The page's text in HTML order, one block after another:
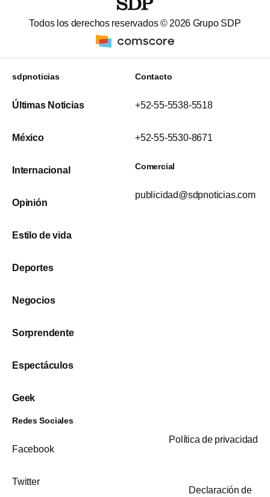
Todos los derechos reservados © 2026 Grupo SDP
sdpnoticias
Últimas Noticias
México
Internacional
Opinión
Estilo de vida
Deportes
Negocios
Sorprendente
Espectáculos
Geek
Contacto
+52-55-5538-5518
+52-55-5530-8671
Comercial
publicidad@sdpnoticias.com
Redes Sociales
Facebook
Twitter
Política de privacidad
Declaración de